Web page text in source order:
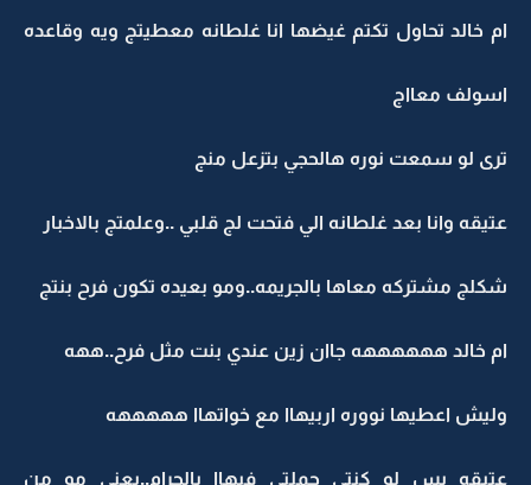
ام خالد تحاول تكتم غيضها انا غلطانه معطيتج ويه وقاعده
اسولف معااج
ترى لو سمعت نوره هالحجي بتزعل منج
عتيقه وانا بعد غلطانه الي فتحت لج قلبي ..وعلمتج بالاخبار
شكلج مشتركه معاها بالجريمه..ومو بعيده تكون فرح بنتج
ام خالد ههههههه جاان زين عندي بنت مثل فرح..ههه
وليش اعطيها نووره اربيهاا مع خواتهاا هههههه
عتيقه بس لو كنتي حملتي فيهاا بالحرام..يعني مو من